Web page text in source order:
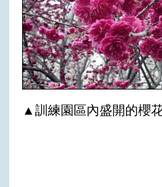
▲訓練園區內盛開的櫻